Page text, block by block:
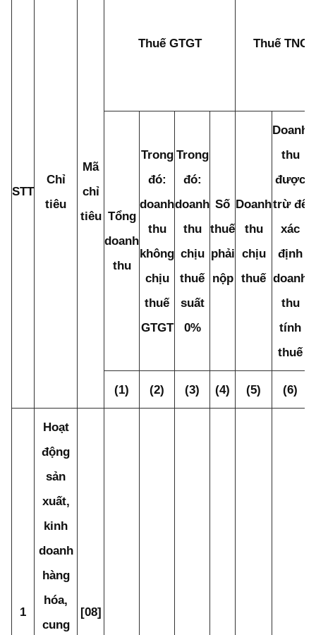
STT
Chỉ
tiêu
Mã
chỉ
tiêu
Thuế GTGT Thuế TNCN
Tổng
doanh
thu
Trong
đó:
doanh
thu
không
chịu
thuế
GTGT
Trong
đó:
doanh
thu
chịu
thuế
suất
0%
Số
thuế
phải
nộp
Doanh
thu
chịu
thuế
Doanh
thu
được
trừ để
xác
định
doanh
thu
tính
thuế
(1) (2) (3) (4) (5) (6)
1
Hoạt
động
sản
xuất,
kinh
doanh
hàng
hóa,
cung
[08]